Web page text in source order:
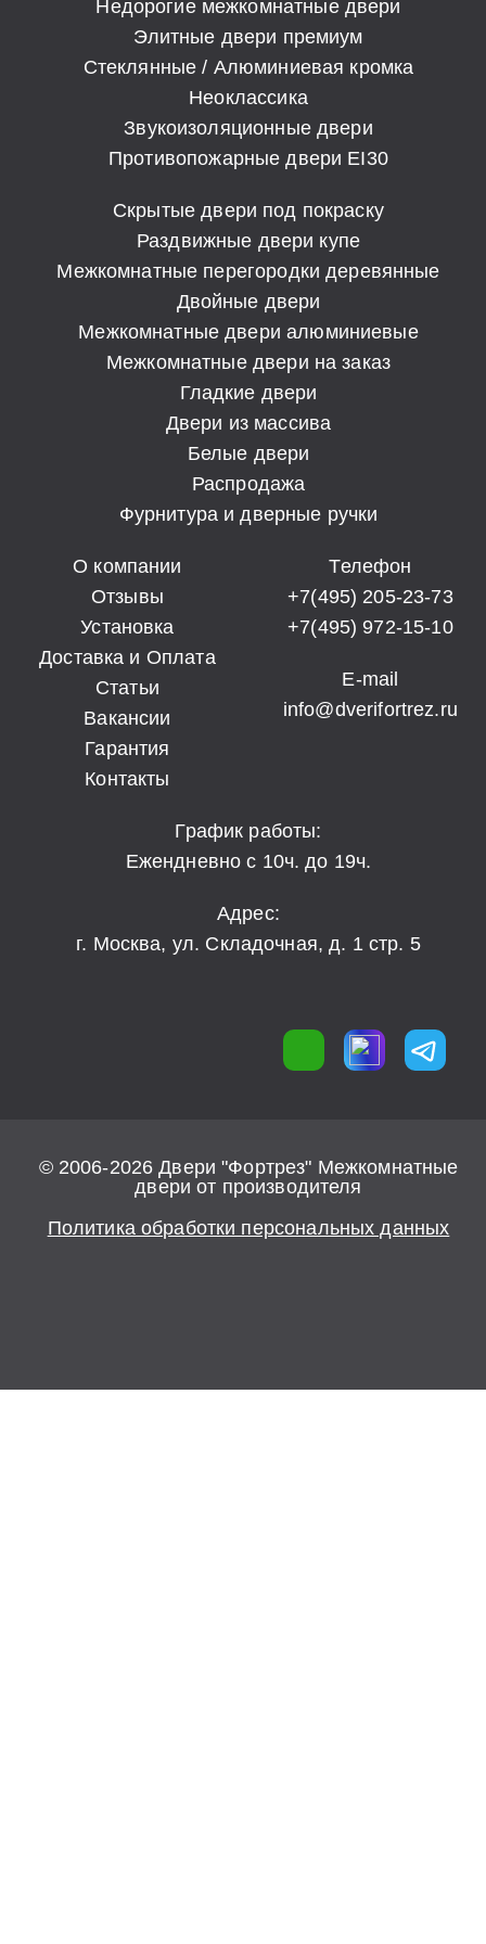
Недорогие межкомнатные двери
Элитные двери премиум
Стеклянные / Алюминиевая кромка
Неоклассика
Звукоизоляционные двери
Противопожарные двери EI30
Скрытые двери под покраску
Раздвижные двери купе
Межкомнатные перегородки деревянные
Двойные двери
Межкомнатные двери алюминиевые
Межкомнатные двери на заказ
Гладкие двери
Двери из массива
Белые двери
Распродажа
Фурнитура и дверные ручки
О компании
Отзывы
Установка
Доставка и Оплата
Статьи
Вакансии
Гарантия
Контакты
Телефон
+7(495) 205-23-73
+7(495) 972-15-10
E-mail
info@dverifortrez.ru
График работы:
Ежендневно с 10ч. до 19ч.
Адрес:
г. Москва, ул. Складочная, д. 1 стр. 5
© 2006-2026 Двери "Фортрез" Межкомнатные
двери от производителя
Политика обработки персональных данных